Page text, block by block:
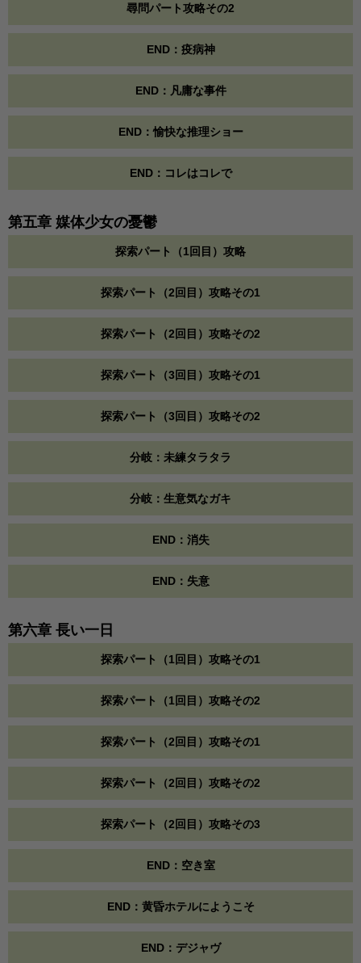
尋問パート攻略その2
END：疫病神
END：凡庸な事件
END：愉快な推理ショー
END：コレはコレで
第五章 媒体少女の憂鬱
探索パート（1回目）攻略
探索パート（2回目）攻略その1
探索パート（2回目）攻略その2
探索パート（3回目）攻略その1
探索パート（3回目）攻略その2
分岐：未練タラタラ
分岐：生意気なガキ
END：消失
END：失意
第六章 長い一日
探索パート（1回目）攻略その1
探索パート（1回目）攻略その2
探索パート（2回目）攻略その1
探索パート（2回目）攻略その2
探索パート（2回目）攻略その3
END：空き室
END：黄昏ホテルにようこそ
END：デジャヴ